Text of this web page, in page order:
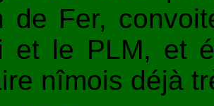
de Fer,
et le PLM, et
nîmois déjà